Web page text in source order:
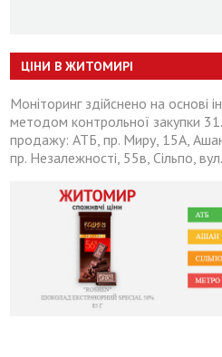
ЦІНИ В ЖИТОМИРІ
Моніторинг здійснено на основі
методом контрольної закупки
продажу: АТБ, пр. Миру, 15А,
пр. Незалежності, 55в, Сільпо,